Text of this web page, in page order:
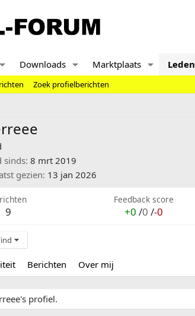
Downloads Marktplaats Leden
Zoek profielberichten
sinds 8 mrt 2019
gezien 13 jan 2026
9
Feedback score
+0 /0 /-0
Berichten Over mij
profiel.